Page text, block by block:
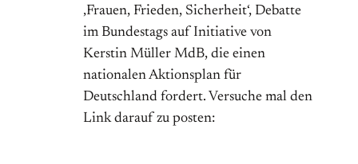
‚Frauen, Frieden, Sicherheit‘, Debatte
im Bundestags auf Initiative von
Kerstin Müller MdB, die einen
nationalen Aktionsplan für
Deutschland fordert. Versuche mal den
Link darauf zu posten: